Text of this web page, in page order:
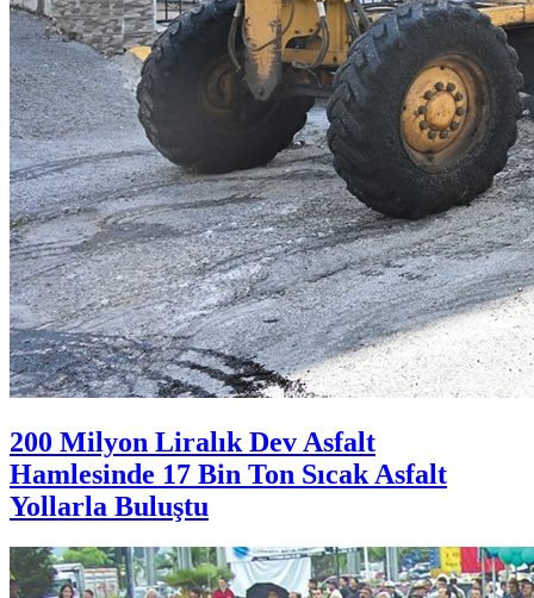
200 Milyon Liralık Dev Asfalt
Hamlesinde 17 Bin Ton Sıcak Asfalt
Yollarla Buluştu